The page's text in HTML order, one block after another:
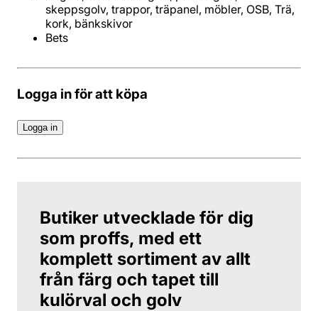
skeppsgolv, trappor, träpanel, möbler, OSB, Trä,
kork, bänkskivor
Bets
Logga in för att köpa
Logga in
Butiker utvecklade för dig
som proffs, med ett
komplett sortiment av allt
från färg och tapet till
kulörval och golv